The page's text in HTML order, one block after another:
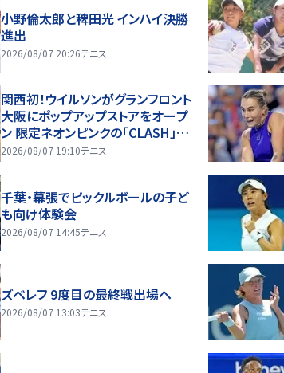
小野倫太郎と稗田光 インハイ決勝
進出
2026/08/07 20:26テニス
関西初！ウイルソンがグランフロント
大阪にポップアップストアをオープ
ン 限定ネオンピンクの「CLASH」や
洗練されたスポーツウェアを展開
2026/08/07 19:10テニス
千葉・幕張でピックルボールの子ど
も向け体験会
2026/08/07 14:45テニス
ズベレフ 9度目の最終戦出場へ
2026/08/07 13:03テニス